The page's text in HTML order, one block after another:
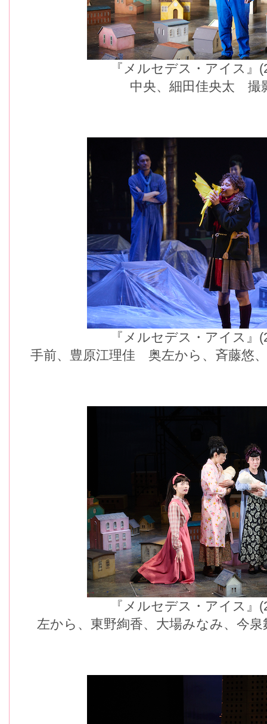
『メルセデス・アイス
中央、細田佳央太 撮
『メルセデス・アイス
手前、豊原江理佳 奥左から、斉藤悠
『メルセデス・アイス
左から、東野絢香、大場みなみ、今